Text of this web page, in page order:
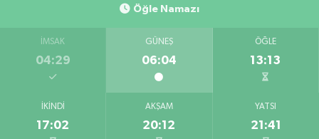
Yol Tarifi Al
Cumhuriyet Mh.Uğur Mumcu Cd. No:134 A(Örnek Evleri)
Serkan Eczanesi
Öğle Namazı
İMSAK
04:29
GÜNEŞ
06:04
ÖĞLE
13:13
İKINDI
17:02
AKŞAM
20:12
YATSI
21:41